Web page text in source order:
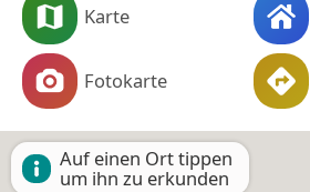
Karte
Fotokarte
Auf einen Ort tippen
um ihn zu erkunden